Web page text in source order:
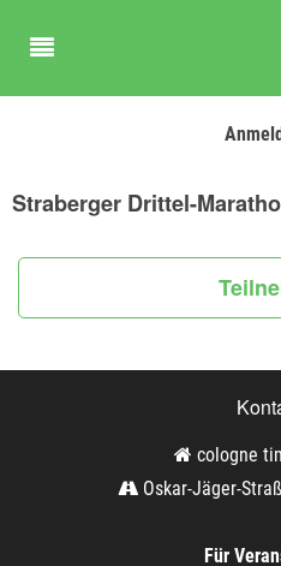
Straberger Drittel-
cologne
Oskar-Jäger-
Für